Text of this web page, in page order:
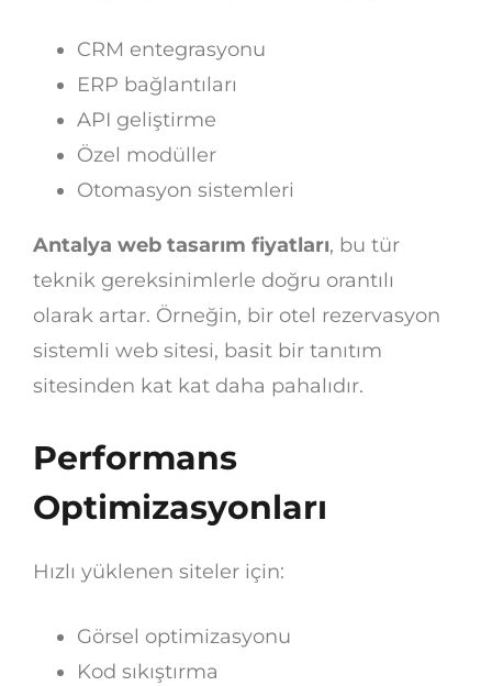
CRM entegrasyonu
ERP bağlantıları
API geliştirme
Özel modüller
Otomasyon sistemleri
Antalya web tasarım fiyatları, bu tür
teknik gereksinimlerle doğru orantılı
olarak artar. Örneğin, bir otel rezervasyon
sistemli web sitesi, basit bir tanıtım
sitesinden kat kat daha pahalıdır.
Performans
Optimizasyonları
Hızlı yüklenen siteler için:
Görsel optimizasyonu
Kod sıkıştırma